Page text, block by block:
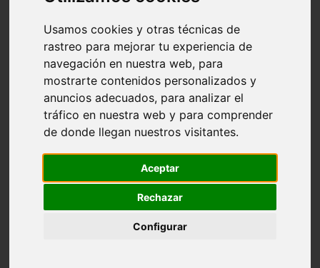
Usamos cookies y otras técnicas de
rastreo para mejorar tu experiencia de
navegación en nuestra web, para
mostrarte contenidos personalizados y
anuncios adecuados, para analizar el
tráfico en nuestra web y para comprender
de donde llegan nuestros visitantes.
Aceptar
Rechazar
Configurar
protagonistas
reptiles
abandono
adopci n
ferias
higiene
snacks
acuario
iberzoo propet
comercios
estanques
conejos